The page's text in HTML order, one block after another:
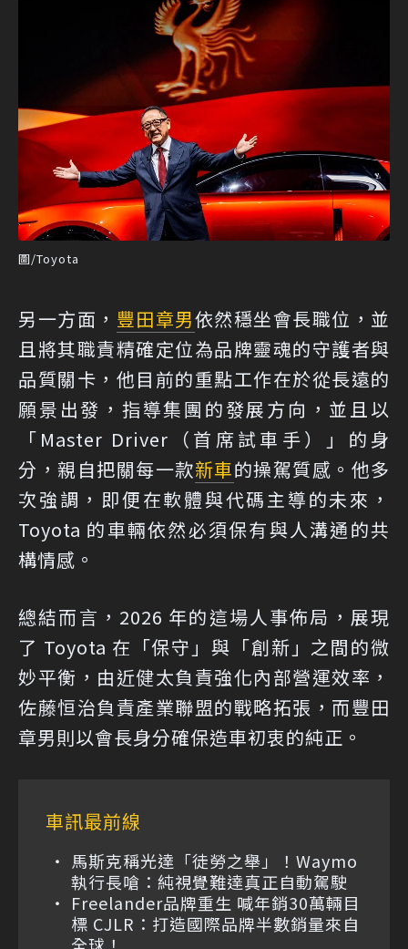
圖/Toyota
另一方面， 豐田章男依然穩坐會長職位，並
且將其職責精確定位為品牌靈魂的守護者與
品質關卡，他目前的重點工作在於從長遠的
願景出發，指導集團的發展方向，並且以
「Master Driver（首席試車手）」的身
分，親自把關每一款新車的操駕質感。他多
次強調，即便在軟體與代碼主導的未來，
Toyota 的車輛依然必須保有與人溝通的共
構情感。
總結而言，2026 年的這場人事佈局，展現
了 Toyota 在「保守」與「創新」之間的微
妙平衡，由近健太負責強化內部營運效率，
佐藤恒治負責產業聯盟的戰略拓張，而豐田
章男則以會長身分確保造車初衷的純正。
車訊最前線
馬斯克稱光達「徒勞之舉」！Waymo
執行長嗆：純視覺難達真正自動駕駛
Freelander品牌重生 喊年銷30萬輛目
標 CJLR：打造國際品牌半數銷量來自